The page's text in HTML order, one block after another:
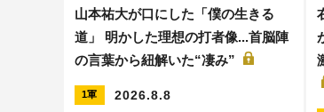
山本祐大が口にした「僕の生きる
道」 明かした理想の打者像...首脳陣
の言葉から紐解いた“凄み”
1軍 2026.8.8